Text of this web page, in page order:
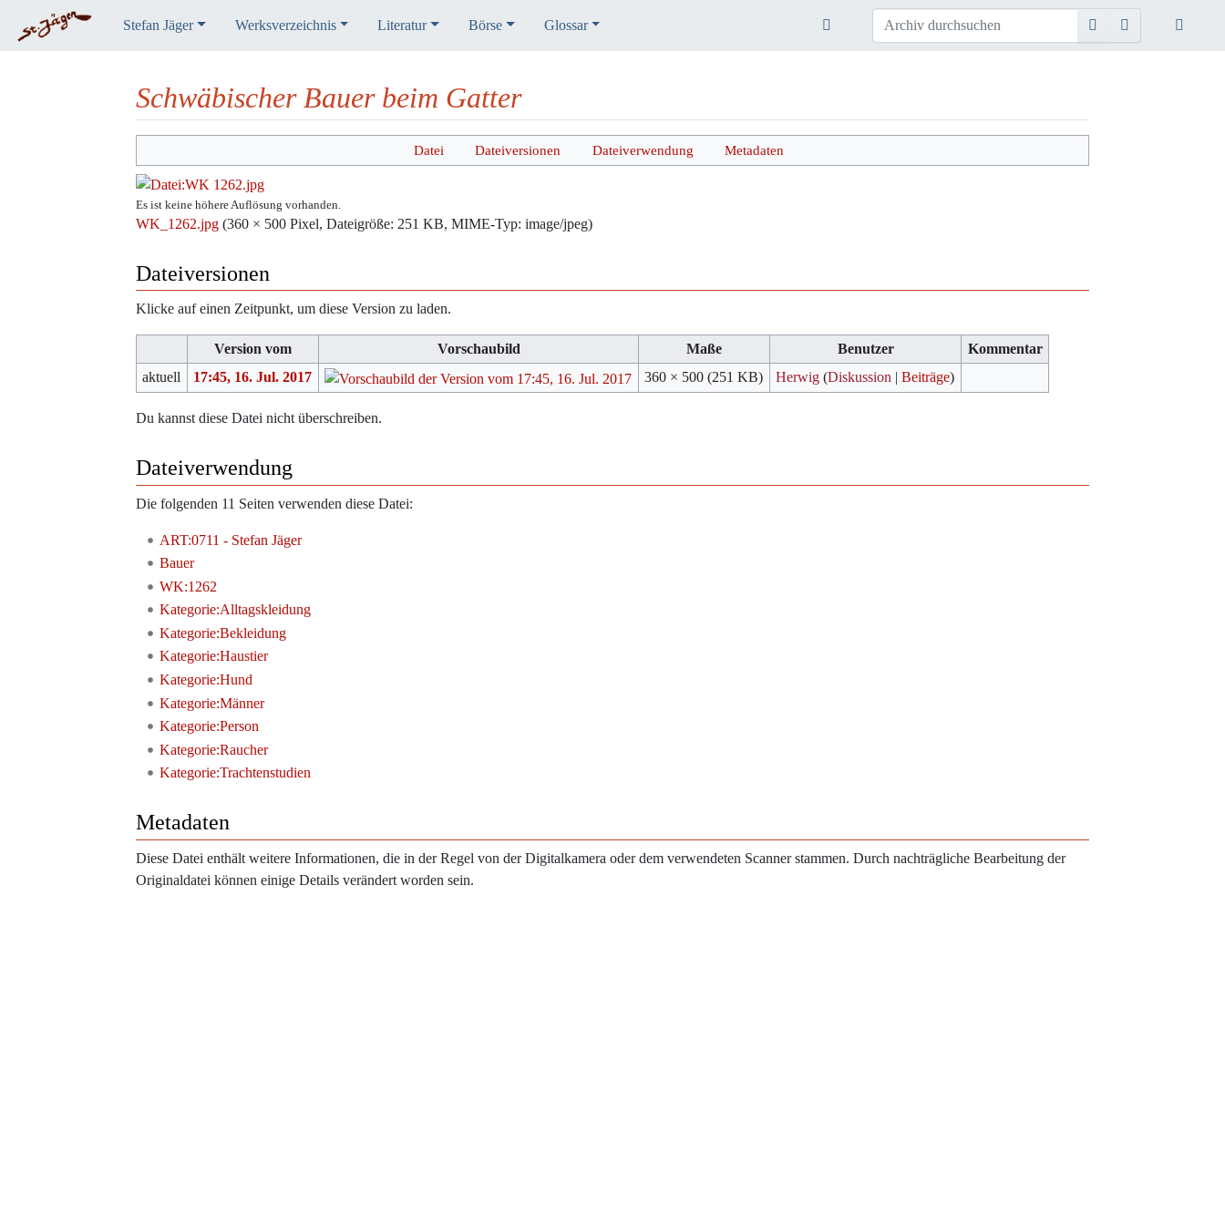
Stefan Jäger Werksverzeichnis Literatur Börse Glossar
Schwäbischer Bauer beim Gatter
Datei Dateiversionen Dateiverwendung Metadaten
Es ist keine höhere Auflösung vorhanden.
WK_1262.jpg (360 × 500 Pixel, Dateigröße: 251 KB, MIME-Typ: image/jpeg)
Dateiversionen
Klicke auf einen Zeitpunkt, um diese Version zu laden.
Version vom Vorschaubild Maße Benutzer
Kommentar
aktuell
17:45, 16. Jul. 2017 360 × 500(251 KB) Herwig (Diskussion |Beiträge)
Du kannst diese Datei nicht überschreiben.
Dateiverwendung
Die folgenden 11 Seiten verwenden diese Datei:
ART:0711 - Stefan Jäger
Bauer
WK:1262
Kategorie:Alltagskleidung
Kategorie:Bekleidung
Kategorie:Haustier
Kategorie:Hund
Kategorie:Männer
Kategorie:Person
Kategorie:Raucher
Kategorie:Trachtenstudien
Metadaten
Diese Datei enthält weitere Informationen, die in der Regel von der Digitalkamera oder dem verwendeten Scanner stammen. Durch nachträgliche Bearbeitung der
Originaldatei können einige Details verändert worden sein.